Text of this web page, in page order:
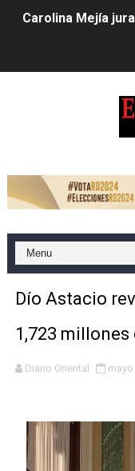
Carolina Mejía
Club de Villa
Carolina Mejía
LOS HEAT LATIN
EMPRESA DE
Candidato a
Dío Astacio
Alcaldesa
Concierto de Jay
Carolina Mejía
Dío Astacio
1,723 millones
Diario Oriental